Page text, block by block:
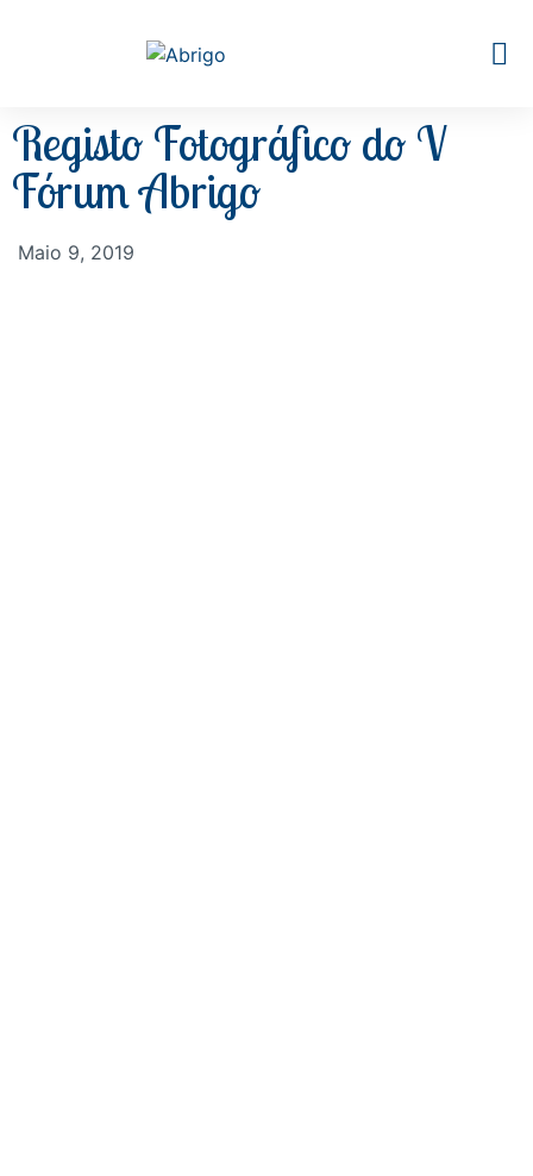
Registo Fotográfico do V
Fórum Abrigo
Maio 9, 2019